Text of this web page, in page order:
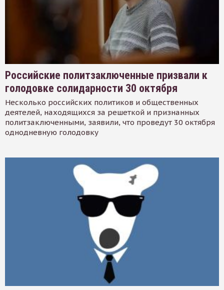
Российские политзаключенные призвали к
голодовке солидарности 30 октября
Несколько российских политиков и общественных
деятелей, находящихся за решеткой и признанных
политзаключенными, заявили, что проведут 30 октября
однодневную голодовку